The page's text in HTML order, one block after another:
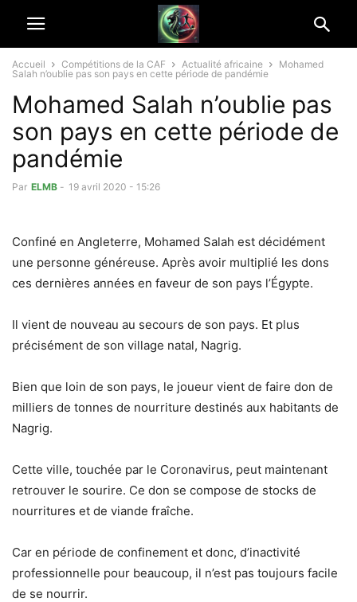
Accueil Compétitions de la CAF Actualité africaine
Mohamed
Salah n’oublie pas son pays en cette période de pandémie
Mohamed Salah n’oublie pas
son pays en cette période de
pandémie
Par ELMB - 19 avril 2020 - 15:26
Confiné en Angleterre, Mohamed Salah est décidément
une personne généreuse. Après avoir multiplié les dons
ces dernières années en faveur de son pays l’Égypte.
Il vient de nouveau au secours de son pays. Et plus
précisément de son village natal, Nagrig.
Bien que loin de son pays, le joueur vient de faire don de
milliers de tonnes de nourriture destinés aux habitants de
Nagrig.
Cette ville, touchée par le Coronavirus, peut maintenant
retrouver le sourire. Ce don se compose de stocks de
nourritures et de viande fraîche.
Car en période de confinement et donc, d’inactivité
professionnelle pour beaucoup, il n’est pas toujours facile
de se nourrir.